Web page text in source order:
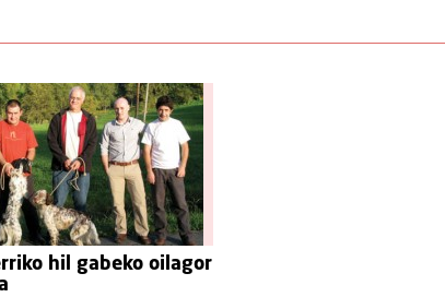
hil gabeko oilagor